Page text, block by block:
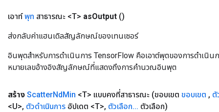
เอาท์พุท สาธารณะ <T> asOutput ()
ส่งกลับค่าแฮนเดิลสัญลักษณ์ของเทนเซอร์
อินพุตสำหรับการดำเนินการ TensorFlow คือเอาต์พุตของการดำเนิน
หมายเลขอ้างอิงสัญลักษณ์ที่แสดงถึงการคำนวณอินพุต
สร้าง ScatterNdMin <T> แบบคงที่สาธารณะ (ขอบเขต ขอบเขต , ตั
<U>, ตัวดำเนินการ อัปเดต <T>, ตัวเลือก... ตัวเลือก)